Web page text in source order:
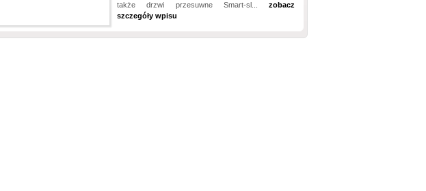
także drzwi przesuwne Smart-sl... zobacz
szczegóły wpisu